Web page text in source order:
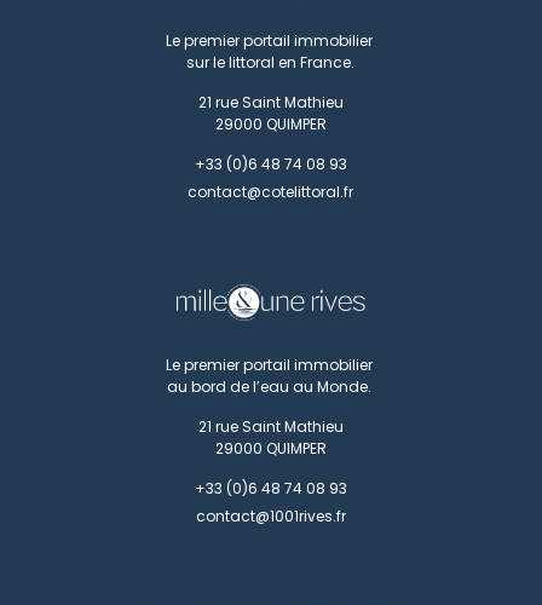
Le premier portail immobilier
sur le littoral en France.
21 rue Saint Mathieu
29000 QUIMPER
+33 (0)6 48 74 08 93
contact@cotelittoral.fr
Le premier portail immobilier
au bord de l’eau au Monde.
21 rue Saint Mathieu
29000 QUIMPER
+33 (0)6 48 74 08 93
contact@1001rives.fr